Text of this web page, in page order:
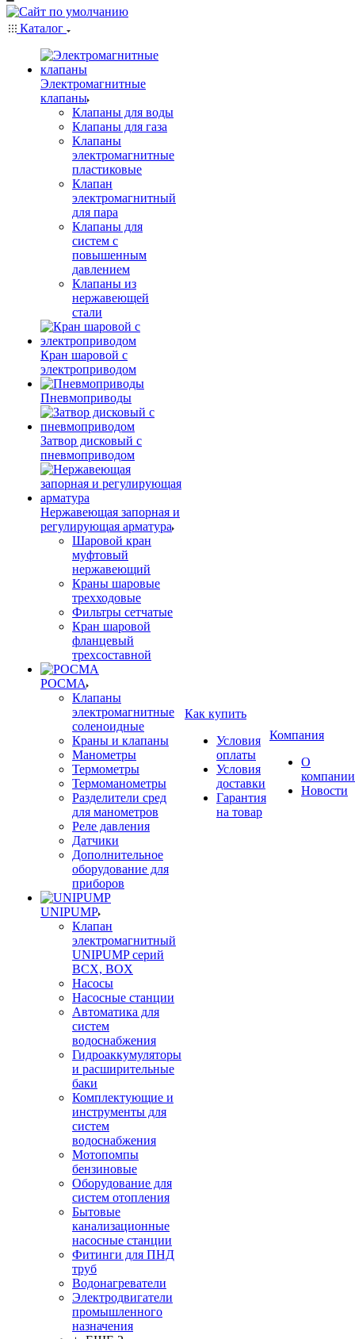
Каталог
Электромагнитные
клапаны
Клапаны для воды
Клапаны для газа
Клапаны
электромагнитные
пластиковые
Клапан
электромагнитный
для пара
Клапаны для
систем с
повышенным
давлением
Клапаны из
нержавеющей
стали
Кран шаровой с
электроприводом
Пневмоприводы
Затвор дисковый с
пневмоприводом
Нержавеющая запорная и
регулирующая арматура
Шаровой кран
муфтовый
нержавеющий
Краны шаровые
трехходовые
Фильтры сетчатые
Кран шаровой
фланцевый
трехсоставной
РОСМА
Клапаны
электромагнитные
соленоидные
Краны и клапаны
Манометры
Термометры
Термоманометры
Разделители сред
для манометров
Реле давления
Датчики
Дополнительное
оборудование для
приборов
UNIPUMP
Клапан
электромагнитный
UNIPUMP серий
BCX, BOX
Насосы
Насосные станции
Автоматика для
систем
водоснабжения
Гидроаккумуляторы
и расширительные
баки
Комплектующие и
инструменты для
систем
водоснабжения
Мотопомпы
бензиновые
Оборудование для
систем отопления
Бытовые
канализационные
насосные станции
Фитинги для ПНД
труб
Водонагреватели
Электродвигатели
промышленного
назначения
Как купить
Условия
оплаты
Условия
доставки
Гарантия
на товар
Компания
О
компании
Новости